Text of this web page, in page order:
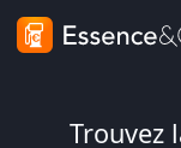
Trouvez